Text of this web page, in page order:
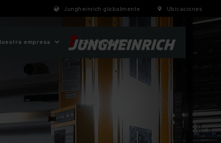
Jungheinrich globalmente Ubicaciones
empresa ¡Compre aquí!